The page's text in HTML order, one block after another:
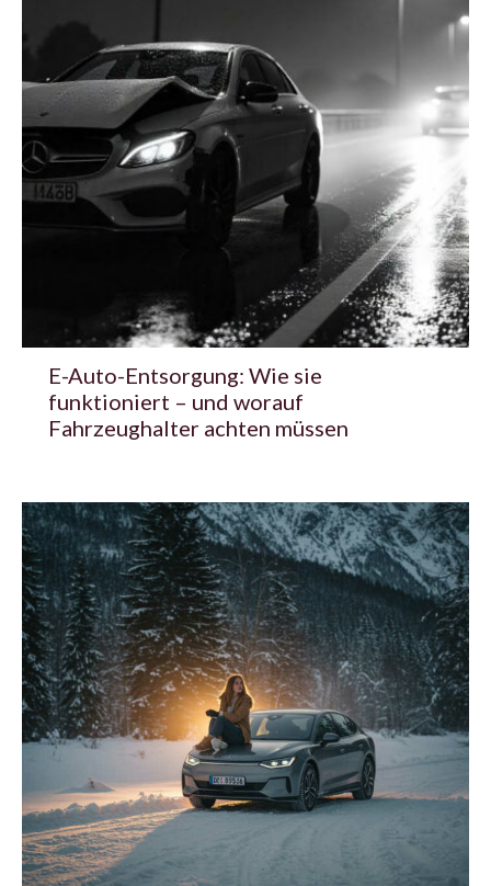
E-Auto-Entsorgung: Wie sie
funktioniert – und worauf
Fahrzeughalter achten müssen